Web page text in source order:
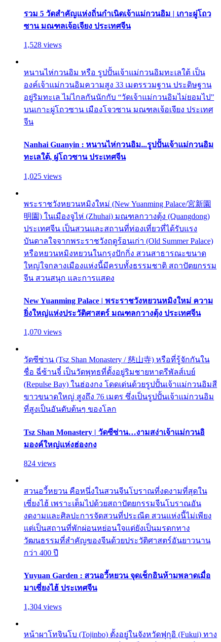
รวม 5 วัดสำคัญแห่งถิ่นกำเนิดเจ้าแม่กวนอิม | เกาะผู่โถว
ซาน มณฑลเจ้อเจียง ประเทศจีน
1,528 views
หนานไห่กวนอิม หรือ รูปปั้นเจ้าแม่กวนอิมทะเลใต้ เป็น
องค์เจ้าแม่กวนอิมความสูง 33 เมตรรวมฐาน ประดิษฐาน
อยู่ริมทะเล ไม่ไกลกันนักกับ “วัดเจ้าแม่กวนอิมไม่ยอมไป”
บนเกาะผู่โถวซาน เมืองโจวซาน มณฑลเจ้อเจียง ประเทศ
จีน
Nanhai Guanyin : หนานไห่กวนอิม...รูปปั้นเจ้าแม่กวนอิม
ทะเลใต้, ผู่โถวซาน ประเทศจีน
1,025 views
พระราชวังหยวนหมิงใหม่ (New Yuanming Palace/宮新園
明園) ในเมืองจูไห่ (Zhuhai) มณฑลกวางตุ้ง (Quangdong)
ประเทศจีน เป็นสวนและสถานที่ท่องเที่ยวที่ได้รับแรง
บันดาลใจจากพระราชวังฤดูร้อนเก่า (Old Summer Palace)
หรือหยวนหมิงหยวนในกรุงปักกิ่ง สวนสาธารณะขนาด
ใหญ่ใจกลางเมืองแห่งนี้มีครบทั้งธรรมชาติ สถาปัตยกรรม
จีน สวนสนุก และการแสดง
New Yuanming Palace | พระราชวังหยวนหมิงใหม่ ความ
ยิ่งใหญ่แห่งประวัติศาสตร์ มณฑลกวางตุ้ง ประเทศจีน
1,070 views
วัดซีซ่าน (Tsz Shan Monastery / 慈山寺) หรือที่รู้จักกันใน
ชื่อ ฉี่ซ้านจี๋ เป็นวัดพุทธที่ตั้งอยู่ริมชายหาดรีพัลส์เบย์
(Repulse Bay) ในฮ่องกง โดดเด่นด้วยรูปปั้นเจ้าแม่กวนอิมสี
ขาวขนาดใหญ่ สูงถึง 76 เมตร ซึ่งเป็นรูปปั้นเจ้าแม่กวนอิม
ที่สูงเป็นอันดับต้นๆ ของโลก
Tsz Shan Monastery | วัดซีซ่าน…งามสง่าเจ้าแม่กวนอิ
มองค์ใหญ่แห่งฮ่องกง
824 views
สวนอวี้หยวน คือหนึ่งในสวนจีนโบราณที่งดงามที่สุดใน
เซี่ยงไฮ้ เพราะเต็มไปด้วยสถาปัตยกรรมจีนโบราณอัน
งดงามและศิลปะการจัดสวนที่ประณีต สวนแห่งนี้ไม่เพียง
แต่เป็นสถานที่พักผ่อนหย่อนใจแต่ยังเป็นมรดกทาง
วัฒนธรรมที่สำคัญของจีนด้วยประวัติศาสตร์อันยาวนาน
กว่า 400 ปี
Yuyuan Garden : สวนอวี้หยวน จุดเช็กอินห้ามพลาดเมื่อ
มาเซี่ยงไฮ้ ประเทศจีน
1,304 views
หน้าผาโทจินโบ (Tojinbo) ตั้งอยู่ในจังหวัดฟุกุอิ (Fukui) ทาง